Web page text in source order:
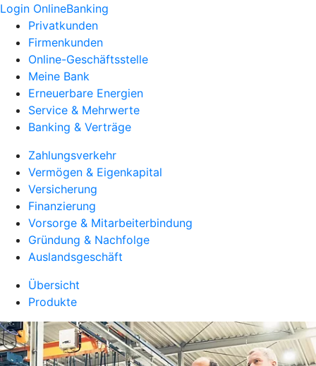
Login OnlineBanking
Privatkunden
Firmenkunden
Online-Geschäftsstelle
Meine Bank
Erneuerbare Energien
Service & Mehrwerte
Banking & Verträge
Zahlungsverkehr
Vermögen & Eigenkapital
Versicherung
Finanzierung
Vorsorge & Mitarbeiterbindung
Gründung & Nachfolge
Auslandsgeschäft
Übersicht
Produkte